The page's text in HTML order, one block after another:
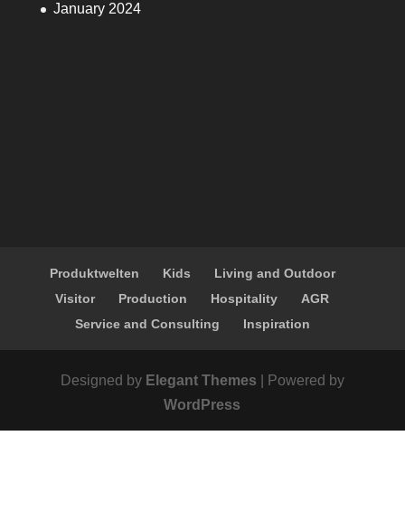
January 2024
Produktwelten Kids
Living and Outdoor
Visitor
Production Hospitality
AGR
Service and Consulting
Inspiration
Designed by Elegant Themes | Powered by
WordPress